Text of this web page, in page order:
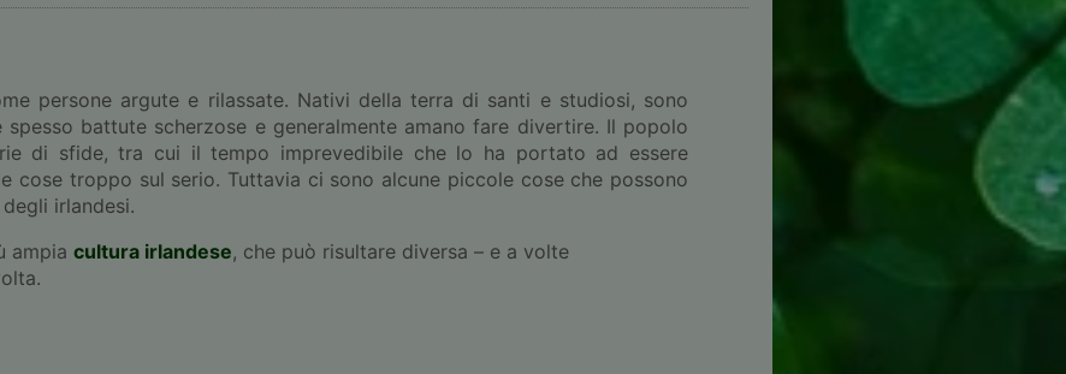
persone argute e rilassate. Nativi della terra di santi e studiosi, sono
battute scherzose e generalmente amano fare divertire. Il popolo
di sfide, tra cui il tempo imprevedibile che lo ha portato ad essere
cose troppo sul serio. Tuttavia ci sono alcune piccole cose che possono
irlandesi.
ampia cultura irlandese, che può risultare diversa – e a volte